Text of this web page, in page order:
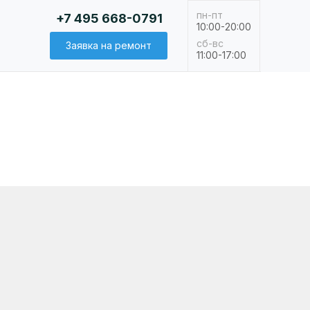
пн-пт
сб-вс
10:00-20:00
11:00-17:00
+7 495 668-0791
Заявка на ремонт